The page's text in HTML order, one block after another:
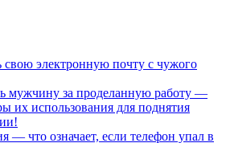
свою электронную почту с чужого
мужчину за проделанную работу —
их использования для поднятия
— что означает, если телефон упал в